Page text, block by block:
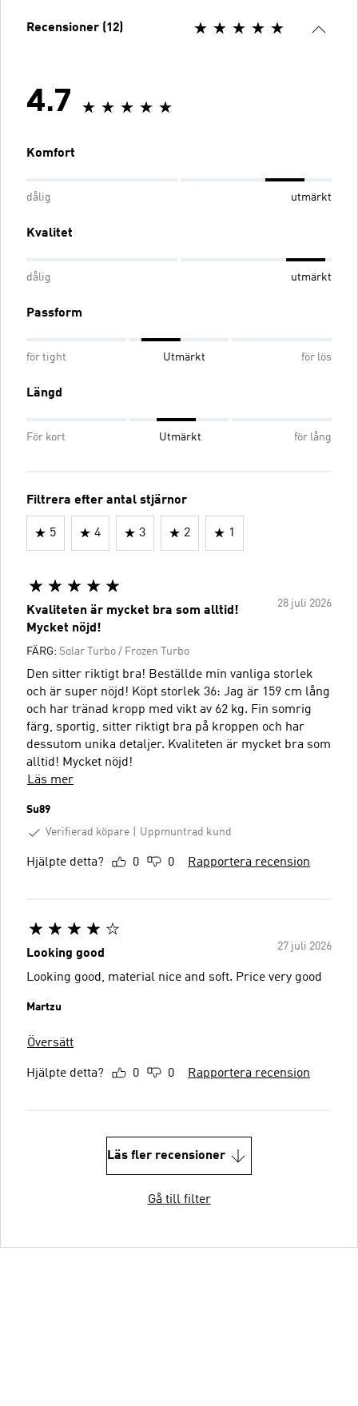
Recensioner (12)
4.7
Komfort
dålig utmärkt
Kvalitet
dålig utmärkt
Passform
för tight Utmärkt för lös
Längd
För kort Utmärkt för lång
Filtrera efter antal stjärnor
5 4 3 2 1
28 juli 2026
Kvaliteten är mycket bra som alltid!
Mycket nöjd!
FÄRG: Solar Turbo / Frozen Turbo
Den sitter riktigt bra! Beställde min vanliga storlek
och är super nöjd! Köpt storlek 36: Jag är 159 cm lång
och har tränad kropp med vikt av 62 kg. Fin somrig
färg, sportig, sitter riktigt bra på kroppen och har
dessutom unika detaljer. Kvaliteten är mycket bra som
alltid! Mycket nöjd!
Läs mer
Su89
Verifierad köpare
Uppmuntrad kund
Hjälpte detta? 0 0 Rapportera recension
27 juli 2026
Looking good
Looking good, material nice and soft. Price very good
Martzu
Översätt
Hjälpte detta? 0 0 Rapportera recension
Läs fler recensioner
Gå till filter